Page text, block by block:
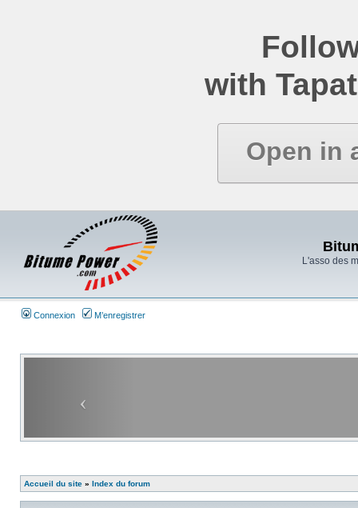
with
Open in
L'asso des
Connexion M’enregistrer
Accueil du site » Index du forum